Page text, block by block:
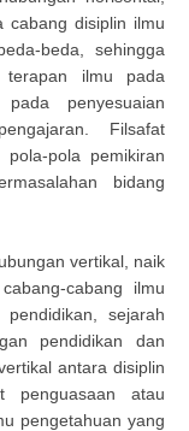
cabang disiplin ilmu
beda, sehingga
terapan ilmu pada
penyesuaian
Filsafat
pola pemikiran
bidang
vertikal, naik
cabang ilmu
sejarah
pendidikan dan
antara disiplin
penguasaan atau
pengetahuan yang